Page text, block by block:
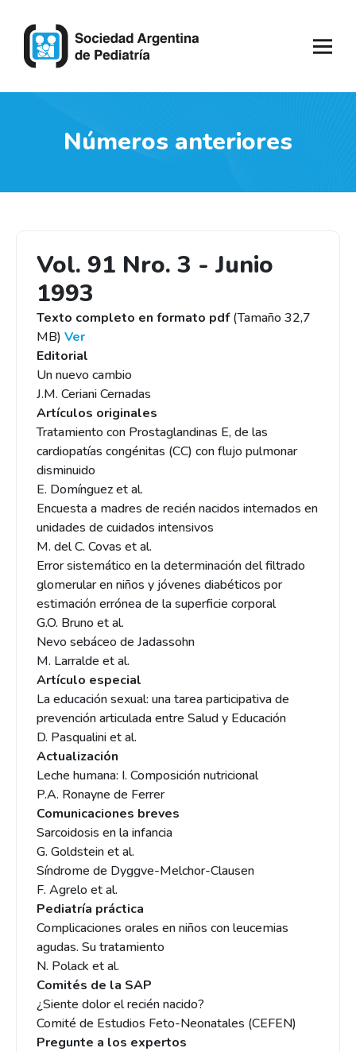
Números anteriores
Vol. 91 Nro. 3 - Junio
1993
Texto completo en formato pdf(Tamaño 32,7
MB) Ver
Editorial
Un nuevo cambio
J.M. Ceriani Cernadas
Artículos originales
Tratamiento con Prostaglandinas E, de las
cardiopatías congénitas (CC) con flujo pulmonar
disminuido
E. Domínguez et al.
Encuesta a madres de recién nacidos internados en
unidades de cuidados intensivos
M. del C. Covas et al.
Error sistemático en la determinación del filtrado
glomerular en niños y jóvenes diabéticos por
estimación errónea de la superficie corporal
G.O. Bruno et al.
Nevo sebáceo de Jadassohn
M. Larralde et al.
Artículo especial
La educación sexual: una tarea participativa de
prevención articulada entre Salud y Educación
D. Pasqualini et al.
Actualización
Leche humana: I. Composición nutricional
P.A. Ronayne de Ferrer
Comunicaciones breves
Sarcoidosis en la infancia
G. Goldstein et al.
Síndrome de Dyggve-Melchor-Clausen
F. Agrelo et al.
Pediatría práctica
Complicaciones orales en niños con leucemias
agudas. Su tratamiento
N. Polack et al.
Comités de la SAP
¿Siente dolor el recién nacido?
Comité de Estudios Feto-Neonatales (CEFEN)
Pregunte a los expertos